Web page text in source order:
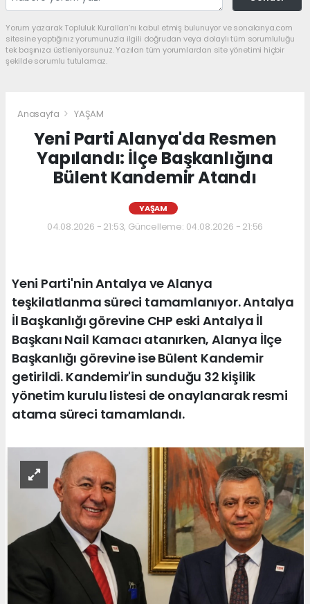
Yorum yazarak Topluluk Kuralları’nı kabul etmiş bulunuyor ve sonalanya.com
sitesine yaptığınız yorumunuzla ilgili doğrudan veya dolaylı tüm sorumluluğu
tek başınıza üstleniyorsunuz. Yazılan tüm yorumlardan site yönetimi hiçbir
şekilde sorumlu tutulamaz.
Anasayfa YAŞAM
Yeni Parti Alanya'da Resmen
Yapılandı: İlçe Başkanlığına
Bülent Kandemir Atandı
YAŞAM
04.08.2026 - 21:53, Güncelleme: 04.08.2026 - 21:56
Yeni Parti'nin Antalya ve Alanya
teşkilatlanma süreci tamamlanıyor. Antalya
İl Başkanlığı görevine CHP eski Antalya İl
Başkanı Nail Kamacı atanırken, Alanya İlçe
Başkanlığı görevine ise Bülent Kandemir
getirildi. Kandemir'in sunduğu 32 kişilik
yönetim kurulu listesi de onaylanarak resmi
atama süreci tamamlandı.